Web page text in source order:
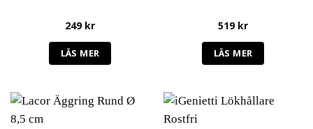
249 kr
LÄS MER
519 kr
LÄS MER